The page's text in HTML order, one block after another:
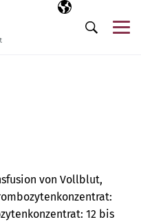
Выбранный
RU
Поиск
von Vollblut,
12 bis